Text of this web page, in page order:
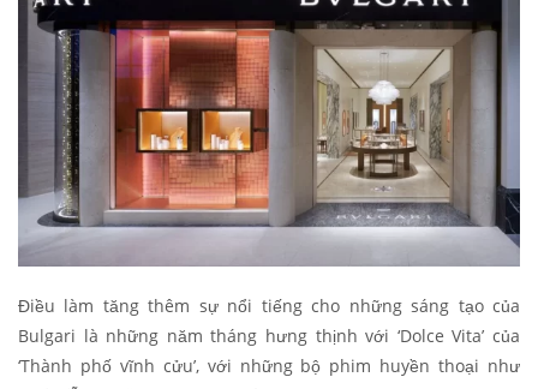
Điều làm tăng thêm sự nổi tiếng cho những sáng tạo của
Bulgari là những năm tháng hưng thịnh với ‘Dolce Vita’ của
‘Thành phố vĩnh cửu’, với những bộ phim huyền thoại như